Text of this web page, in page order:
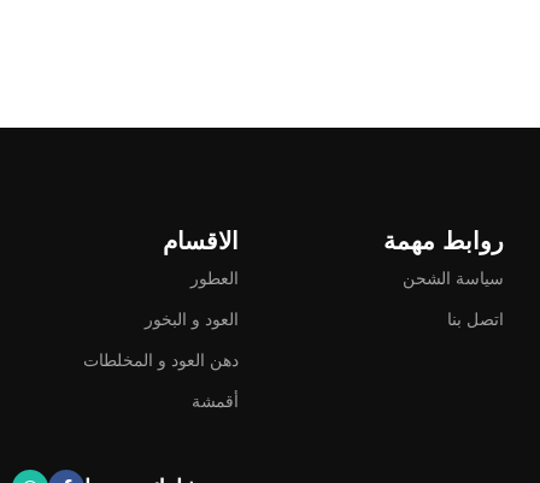
روابط مهمة
سياسة الشحن
اتصل بنا
الاقسام
العطور
العود و البخور
دهن العود و المخلطات
أقمشة